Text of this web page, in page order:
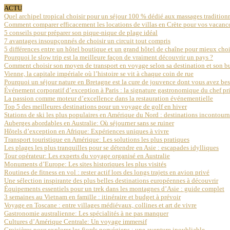
ACTU
Quel archipel tropical choisir pour un séjour 100 % dédié aux massages
Comment comparer efficacement les locations de villas en Crète pour vos
5 conseils pour préparer son pique-nique de plage idéal
7 avantages insoupçonnés de choisir un circuit tout compris
5 différences entre un hôtel boutique et un grand hôtel de chaîne pour mieux
Pourquoi le slow trip est la meilleure façon de vraiment découvrir un pays ?
Comment choisir son moyen de transport en voyage selon sa destination et son
Vienne, la capitale impériale où l’histoire se vit à chaque coin de rue
Pourquoi un séjour nature en Bretagne est la cure de jouvence dont vous avez
Événement corporatif d’exception à Paris : la signature gastronomique du chef
La passion comme moteur d’excellence dans la restauration événementielle
Top 5 des meilleures destinations pour un voyage de golf en hiver
Stations de ski les plus populaires en Amérique du Nord : destinations
Auberges abordables en Australie: Où séjourner sans se ruiner
Hôtels d’exception en Afrique: Expériences uniques à vivre
Transport touristique en Amérique: Les solutions les plus pratiques
Les plages les plus tranquilles pour se détendre en Asie : escapades idylliques
Tour opérateur: Les experts du voyage organisé en Australie
Monuments d’Europe: Les sites historiques les plus visités
Routines de fitness en vol : rester actif lors des longs trajets en avion privé
Une sélection inspirante des plus belles destinations européennes à découvrir
Équipements essentiels pour un trek dans les montagnes d’Asie : guide complet
3 semaines au Vietnam en famille : itinéraire et budget à prévoir
Voyage en Toscane : entre villages médiévaux, collines et art de vivre
Gastronomie australienne: Les spécialités à ne pas manquer
Cultures d’Amérique Centrale: Un voyage immersif